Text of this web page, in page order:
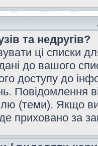
та недругів?
ці списки
до вашого
доступу до
Повідомлення
(теми). Якщо
приховано за